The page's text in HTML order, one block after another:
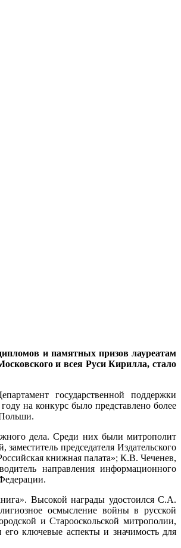
и памятных призов лауреатам
и всея Руси Кирилла, стало
государственной поддержки
на конкурс было представлено более
Польши.
дела. Среди них были митрополит
председателя Издательского
книжная палата»; К.В. Чеченев,
направления информационного
Высокой награды удостоился С.А.
осмысление войны в русской
и Старооскольской митрополии,
его ключевые аспекты и значимость для